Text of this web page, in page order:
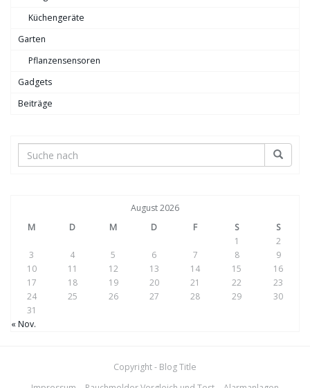
Küchengeräte
Garten
Pflanzensensoren
Gadgets
Beiträge
August 2026
M
D M D F S
S
1
2
3
4 5 6 7 8
9
10
11 12 13 14 15
16
17
18 19 20 21 22
23
24
25 26 27 28 29
30
31
« Nov.
Copyright - Blog Title